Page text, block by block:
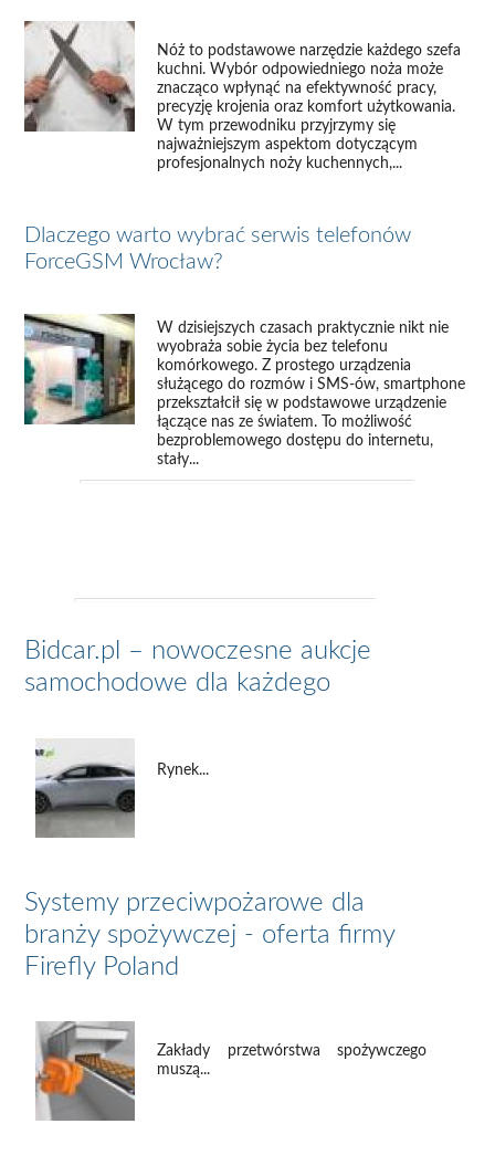
Nóż to podstawowe narzędzie każdego szefa
kuchni. Wybór odpowiedniego noża może
znacząco wpłynąć na efektywność pracy,
precyzję krojenia oraz komfort użytkowania.
W tym przewodniku przyjrzymy się
najważniejszym aspektom dotyczącym
profesjonalnych noży kuchennych,...
Dlaczego warto wybrać serwis telefonów
ForceGSM Wrocław?
W dzisiejszych czasach praktycznie nikt nie
wyobraża sobie życia bez telefonu
komórkowego. Z prostego urządzenia
służącego do rozmów i SMS-ów, smartphone
przekształcił się w podstawowe urządzenie
łączące nas ze światem. To możliwość
bezproblemowego dostępu do internetu,
stały...
Bidcar.pl – nowoczesne aukcje
samochodowe dla każdego
Rynek...
Systemy przeciwpożarowe dla
branży spożywczej - oferta firmy
Firefly Poland
Zakłady przetwórstwa spożywczego
muszą...